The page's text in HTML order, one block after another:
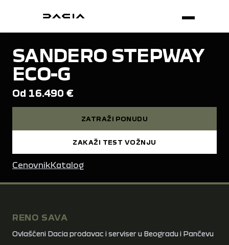
SANDERO STEPWAY
ECO-G
Od 16.490 €
ZATRAŽI PONUDU
ZAKAŽI TEST VOŽNJU
CenovnikKatalog
RENO SAVA
Ovlašćeni Dacia prodavac i serviser u Beogradu i Pančevu